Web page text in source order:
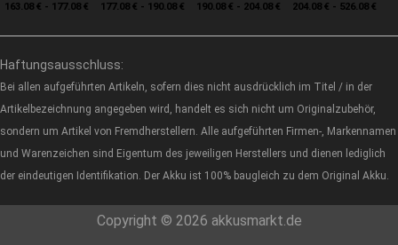
163.08 € - 177.08 €
177.08 € - 190.08 € 190.08 € - 204.08 € 204.08 € - 526.08 €
Haftungsausschluss:
Bei allen aufgeführten Artikeln, sofern dies nicht ausdrücklich im Titel / in der
Artikelbezeichnung angegeben wird, handelt es sich nicht um Originalzubehör,
sondern um Artikel von Fremdherstellern. Alle aufgeführten Firmen-, Markennamen
und Warenzeichen sind Eigentum des jeweiligen Herstellers und dienen lediglich
der eindeutigen Identifikation. Der Akku ist 100% baugleich zu dem Original Akku.
Copyright © 2026 akkusmarkt.de